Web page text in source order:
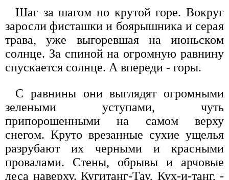
Шаг за шагом по крутой горе. Вокруг
заросли фисташки и боярышника и серая
трава, уже выгоревшая на июньском
солнце. За спиной на огромную равнину
спускается солнце. А впереди - горы.
С равнины они выглядят огромными
зелеными уступами, чуть
припорошенными на самом верху
снегом. Круто врезанные сухие ущелья
разрубают их черными и красными
провалами. Стены, обрывы и арчовые
леса наверху. Кугитанг-Тау, Кух-и-танг, -